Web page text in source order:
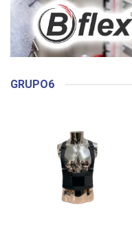
GRUPO6